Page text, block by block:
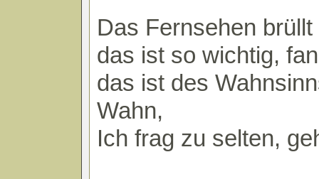
Das Fernsehen
das ist so wichtig,
das ist des
Wahn,
Ich frag zu selten,